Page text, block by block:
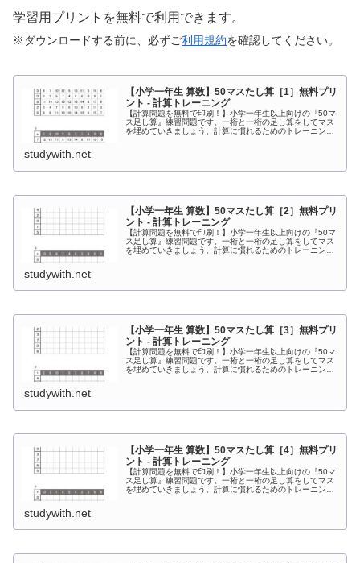
学習用プリントを無料で利用できます。
※ダウンロードする前に、必ずご利用規約を確認してください。
【小学一年生 算数】50マスたし算［1］無料プリ
ント - 計算トレーニング
【計算問題を無料で印刷！】小学一年生以上向けの『50マ
ス足し算』練習問題です。一桁と一桁の足し算をしてマス
を埋めていきましょう。計算に慣れるためのトレーニング
studywith.net
【小学一年生 算数】50マスたし算［2］無料プリ
ント - 計算トレーニング
【計算問題を無料で印刷！】小学一年生以上向けの『50マ
ス足し算』練習問題です。一桁と一桁の足し算をしてマス
を埋めていきましょう。計算に慣れるためのトレーニング
studywith.net
【小学一年生 算数】50マスたし算［3］無料プリ
ント - 計算トレーニング
【計算問題を無料で印刷！】小学一年生以上向けの『50マ
ス足し算』練習問題です。一桁と一桁の足し算をしてマス
を埋めていきましょう。計算に慣れるためのトレーニング
studywith.net
【小学一年生 算数】50マスたし算［4］無料プリ
ント - 計算トレーニング
【計算問題を無料で印刷！】小学一年生以上向けの『50マ
ス足し算』練習問題です。一桁と一桁の足し算をしてマス
を埋めていきましょう。計算に慣れるためのトレーニング
studywith.net